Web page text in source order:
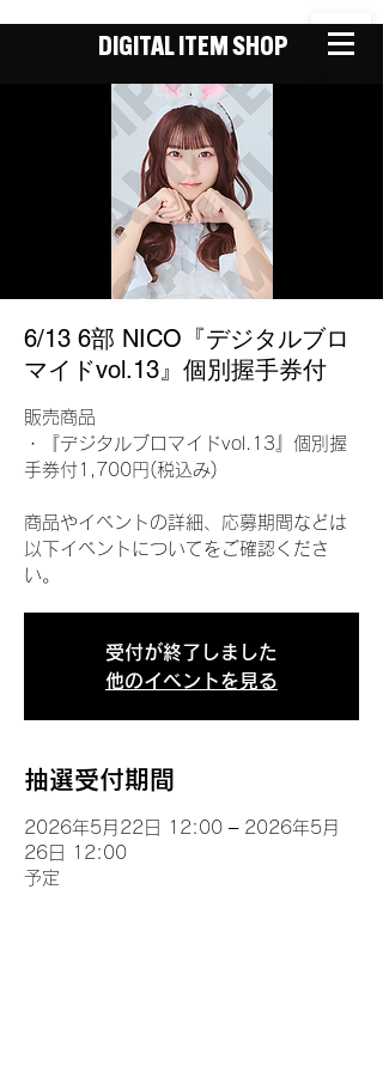
DIGITAL ITEM SHOP
6/13 6部 NICO『デジタルブロ
マイドvol.13』個別握手券付
販売商品
・『デジタルブロマイドvol.13』個別握
手券付1,700円(税込み)
商品やイベントの詳細、応募期間などは
以下イベントについてをご確認くださ
い。
受付が終了しました
他のイベントを見る
抽選受付期間
2026年5月22日 12:00 – 2026年5月
26日 12:00
予定